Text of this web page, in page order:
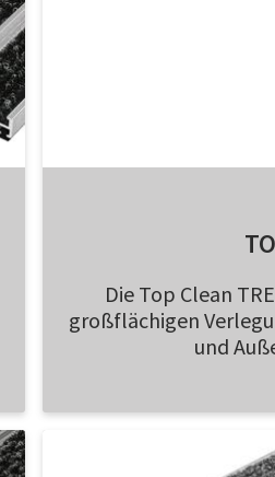
Die Top Clean
großflächigen
und